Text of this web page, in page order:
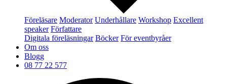
Föreläsare Moderator Underhållare Workshop Excellent
speaker Författare
Digitala föreläsningar Böcker För eventbyråer
Om oss
Blogg
08 77 22 577